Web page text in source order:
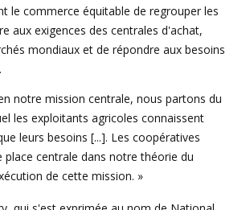
le commerce équitable de regrouper les
aux exigences des centrales d'achat,
mondiaux et de répondre aux besoins
notre mission centrale, nous partons du
les exploitants agricoles connaissent
leurs besoins [...]. Les coopératives
place centrale dans notre théorie du
de cette mission. »